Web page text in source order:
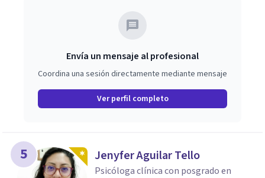
Envía un mensaje al profesional
Coordina una sesión directamente mediante mensaje
Ver perfil completo
5 Jenyfer Aguilar Tello
Psicóloga clínica con posgrado en